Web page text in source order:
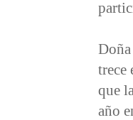
trece
que
año